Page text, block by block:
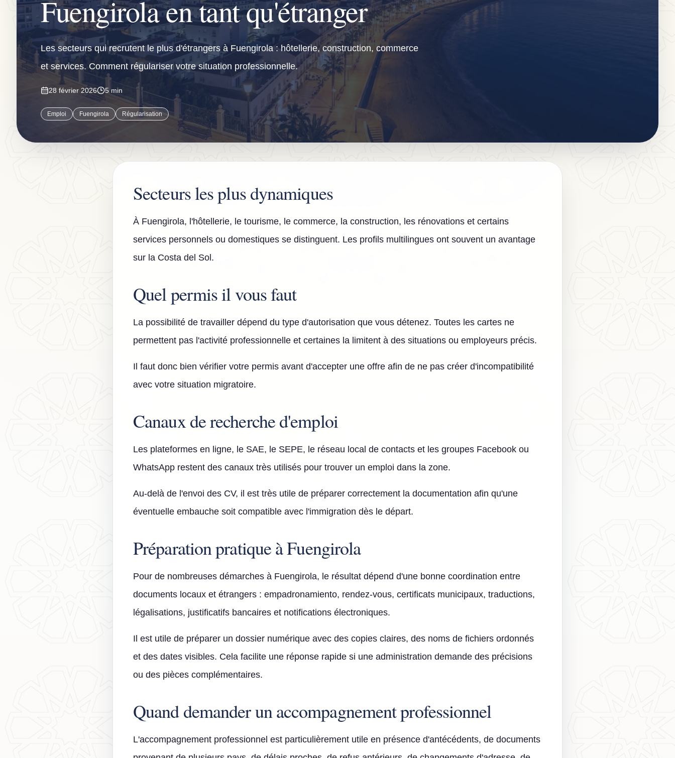
Fuengirola en tant qu'étranger
Les secteurs qui recrutent le plus d'étrangers à Fuengirola : hôtellerie, construction, commerce
et services. Comment régulariser votre situation professionnelle.
28 février 2026 5 min
Emploi Fuengirola Régularisation
Secteurs les plus dynamiques
À Fuengirola, l'hôtellerie, le tourisme, le commerce, la construction, les rénovations et certains
services personnels ou domestiques se distinguent. Les profils multilingues ont souvent un avantage
sur la Costa del Sol.
Quel permis il vous faut
La possibilité de travailler dépend du type d'autorisation que vous détenez. Toutes les cartes ne
permettent pas l'activité professionnelle et certaines la limitent à des situations ou employeurs précis.
Il faut donc bien vérifier votre permis avant d'accepter une offre afin de ne pas créer d'incompatibilité
avec votre situation migratoire.
Canaux de recherche d'emploi
Les plateformes en ligne, le SAE, le SEPE, le réseau local de contacts et les groupes Facebook ou
WhatsApp restent des canaux très utilisés pour trouver un emploi dans la zone.
Au-delà de l'envoi des CV, il est très utile de préparer correctement la documentation afin qu'une
éventuelle embauche soit compatible avec l'immigration dès le départ.
Préparation pratique à Fuengirola
Pour de nombreuses démarches à Fuengirola, le résultat dépend d'une bonne coordination entre
documents locaux et étrangers : empadronamiento, rendez-vous, certificats municipaux, traductions,
légalisations, justificatifs bancaires et notifications électroniques.
Il est utile de préparer un dossier numérique avec des copies claires, des noms de fichiers ordonnés
et des dates visibles. Cela facilite une réponse rapide si une administration demande des précisions
ou des pièces complémentaires.
Quand demander un accompagnement professionnel
L'accompagnement professionnel est particulièrement utile en présence d'antécédents, de documents